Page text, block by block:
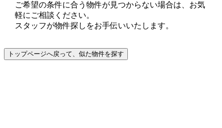
ご希望の条件に合う物件が見つからない場合は、お気
軽にご相談ください。
スタッフが物件探しをお手伝いいたします。